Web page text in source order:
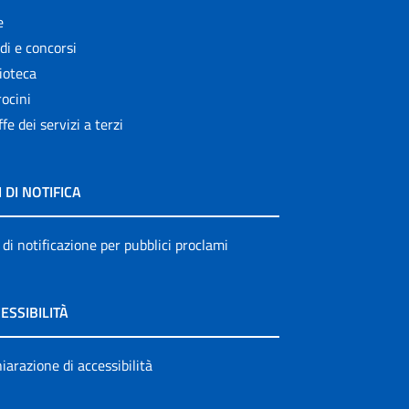
e concorsi
dei servizi a terzi
DI NOTIFICA
notificazione per pubblici proclami
di accessibilità